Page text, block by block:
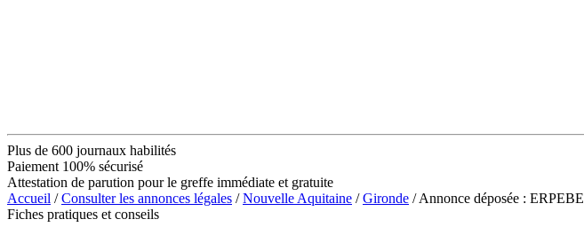
Plus de 600 journaux habilités
Paiement 100% sécurisé
Attestation de parution pour le greffe immédiate et gratuite
Accueil /Consulter les annonces légales /Nouvelle Aquitaine /Gironde / Annonce déposée : ERPEBE
Fiches pratiques et conseils